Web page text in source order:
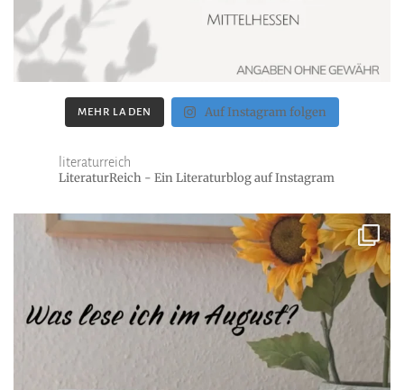
MEHR LADEN Auf Instagram folgen
literaturreich
LiteraturReich - Ein Literaturblog auf Instagram